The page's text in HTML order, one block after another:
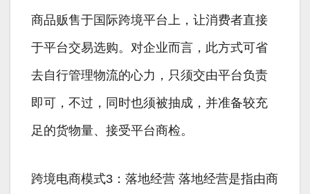
商品贩售于国际跨境平台上，让消费者直接
于平台交易选购。对企业而言，此方式可省
去自行管理物流的心力，只须交由平台负责
即可，不过，同时也须被抽成，并准备较充
足的货物量、接受平台商检。
跨境电商模式3：落地经营 落地经营是指由商